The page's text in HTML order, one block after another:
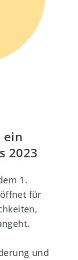
ein
2023
1.
für
und